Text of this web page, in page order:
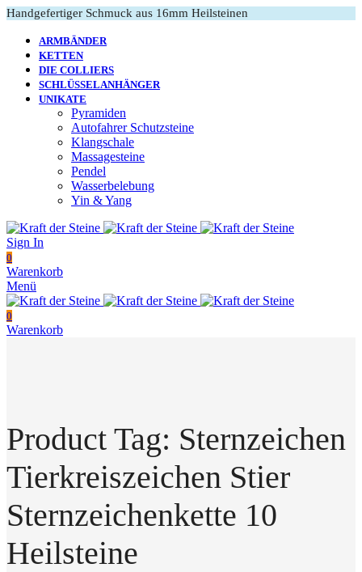
Handgefertiger Schmuck aus 16mm Heilsteinen
ARMBÄNDER
KETTEN
DIE COLLIERS
SCHLÜSSELANHÄNGER
UNIKATE
Pyramiden
Autofahrer Schutzsteine
Klangschale
Massagesteine
Pendel
Wasserbelebung
Yin & Yang
Sign In
0
Warenkorb
Menü
0
Warenkorb
Product Tag: Sternzeichen
Tierkreiszeichen Stier
Sternzeichenkette 10
Heilsteine